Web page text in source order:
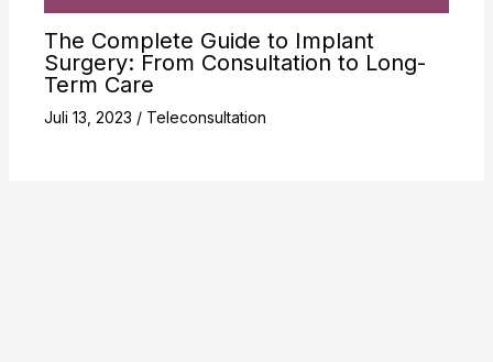
The Complete Guide to Implant
Surgery: From Consultation to Long-
Term Care
Juli 13, 2023 / Teleconsultation